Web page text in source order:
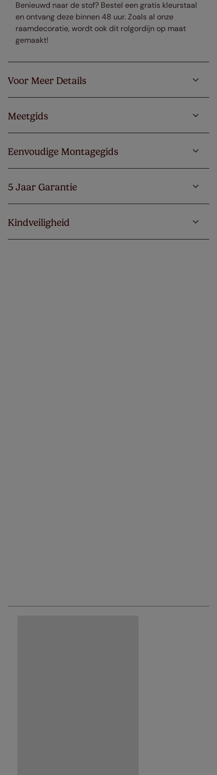
Benieuwd naar de stof? Bestel een gratis kleurstaal
en ontvang deze binnen 48 uur. Zoals al onze
raamdecoratie, wordt ook dit rolgordijn op maat
gemaakt!
Voor Meer Details
Meetgids
Eenvoudige Montagegids
5 Jaar Garantie
Kindveiligheid